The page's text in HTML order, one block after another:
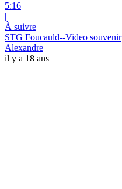
5:16
|
À suivre
STG Foucauld--Video souvenir
Alexandre
il y a 18 ans